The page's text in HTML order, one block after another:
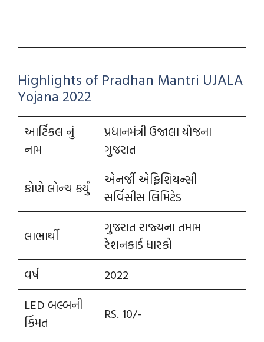
Highlights of Pradhan Mantri UJALA
Yojana 2022
આર્ટિકલ નું
નામ
પ્રધાનમંત્રી ઉજાલા યોજના
ગુજરાત
કોણે લોન્ચ કર્યું
એનર્જી એફિશિયન્સી
સર્વિસીસ લિમિટેડ
લાભાર્થી
ગુજરાત રાજ્યના તમામ
રેશનકાર્ડ ધારકો
વર્ષ
2022
LED બલ્બની
કિંમત
RS. 10/-